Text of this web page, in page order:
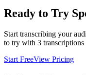
Ready to Try
Start transcribing your
to try with 3 transcriptions
Start FreeView Pricing